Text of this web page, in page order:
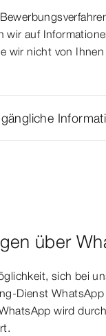
wir auf
wir nicht von Ihnen
über
sich bei
Dienst
wird